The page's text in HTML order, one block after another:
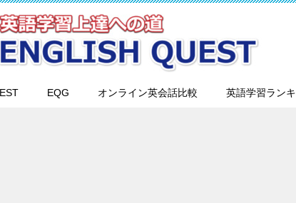
EQG オンライン英会話比較 英語学習ラン